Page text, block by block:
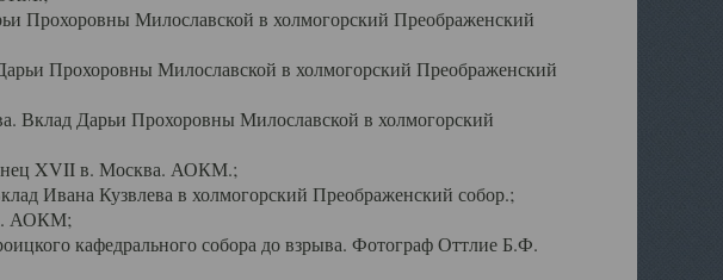
Прохоровны Милославской в холмогорский Преображенский
Прохоровны Милославской в холмогорский Преображенский
Вклад Дарьи Прохоровны Милославской в холмогорский
XVII в. Москва. АОКМ.;
Ивана Кузвлева в холмогорский Преображенский собор.;
АОКМ;
кафедрального собора до взрыва. Фотограф Оттлие Б.Ф.